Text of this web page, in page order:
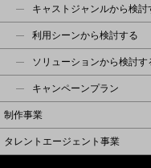
キャストジャンルから検討
利用シーンから検討する
ソリューションから検討す
キャンペーンプラン
制作事業
タレントエージェント事業